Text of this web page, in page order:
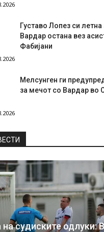
Густаво Лопез си летна
Вардар остана вез
Фабијани
Мелсунген ги
за мечот со Вардар во
на судиските одлуки: